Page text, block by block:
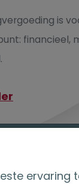
is
financieel,
ervaring